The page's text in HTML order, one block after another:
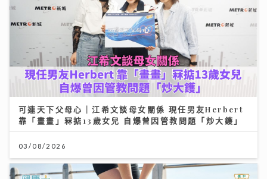
可連天下父母心｜江希文談母女關係 現任男友Herbert
靠「畫畫」冧掂13歲女兒 自爆曾因管教問題「炒大鑊」
03/08/2026